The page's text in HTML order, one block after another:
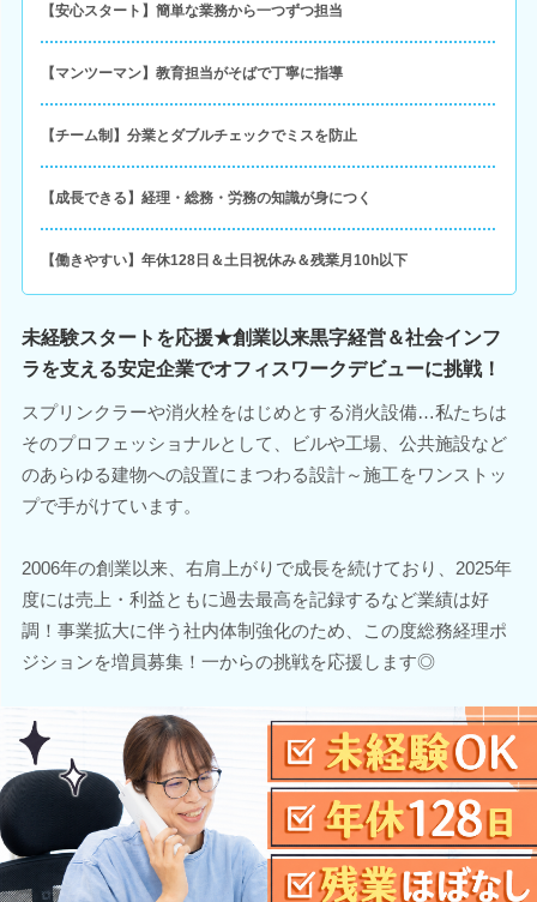
【安心スタート】簡単な業務から一つずつ担当
【マンツーマン】教育担当がそばで丁寧に指導
【チーム制】分業とダブルチェックでミスを防止
【成長できる】経理・総務・労務の知識が身につく
【働きやすい】年休128日＆土日祝休み＆残業月10h以下
未経験スタートを応援★創業以来黒字経営＆社会インフ
ラを支える安定企業でオフィスワークデビューに挑戦！
スプリンクラーや消火栓をはじめとする消火設備…私たちは
そのプロフェッショナルとして、ビルや工場、公共施設など
のあらゆる建物への設置にまつわる設計～施工をワンストッ
プで手がけています。
2006年の創業以来、右肩上がりで成長を続けており、2025年
度には売上・利益ともに過去最高を記録するなど業績は好
調！事業拡大に伴う社内体制強化のため、この度総務経理ポ
ジションを増員募集！一からの挑戦を応援します◎